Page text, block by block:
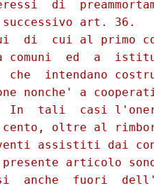
di
art. 36.
di  cui al primo
comuni  ed  a
che  intendano
nonche' a
In  tali  casi
oltre al
assistiti dai
articolo
anche  fuori